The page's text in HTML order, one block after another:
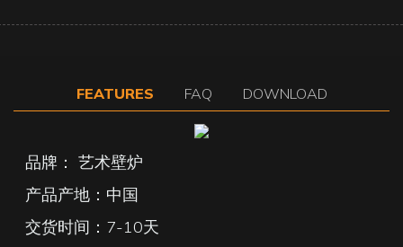
FEATURES FAQ DOWNLOAD
品牌： 艺术壁炉
产品产地：中国
交货时间：7-10天